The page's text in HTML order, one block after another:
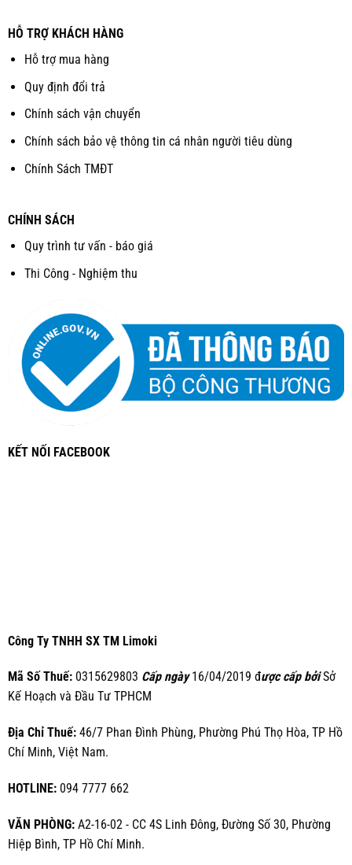
HỖ TRỢ KHÁCH HÀNG
Hỗ trợ mua hàng
Quy định đổi trả
Chính sách vận chuyển
Chính sách bảo vệ thông tin cá nhân người tiêu dùng
Chính Sách TMĐT
CHÍNH SÁCH
Quy trình tư vấn - báo giá
Thi Công - Nghiệm thu
KẾT NỐI FACEBOOK
Công Ty TNHH SX TM Limoki
Mã Số Thuế:0315629803 Cấp ngày16/04/2019 được cấp bởiSở
Kế Hoạch và Đầu Tư TPHCM
Địa Chỉ Thuế:46/7 Phan Đình Phùng, Phường Phú Thọ Hòa, TP Hồ
Chí Minh, Việt Nam.
HOTLINE:094 7777 662
VĂN PHÒNG:A2-16-02 - CC 4S Linh Đông, Đường Số 30, Phường
Hiệp Bình, TP Hồ Chí Minh.